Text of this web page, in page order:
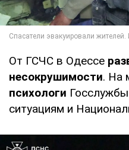
От ГСЧС в Одессе
несокрушимости. На
психологи
ситуациям и